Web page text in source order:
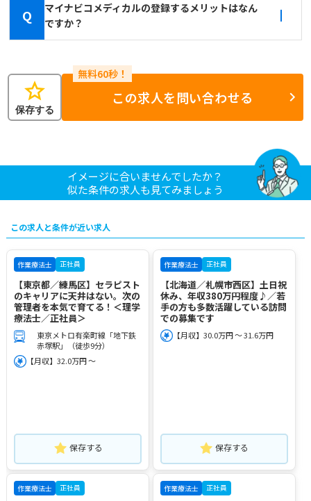
Q
マイナビコメディカルの登録するメリットはなん
ですか？
star
保存する
この求人を問い合わせる
イメージに合いませんでしたか？
似た条件の求人も見てみましょう
この求人と条件が近い求人
作業療法士 正社員
【東京都／練馬区】セラピスト
のキャリアに天井はない。次の
管理者を本気で育てる！＜理学
療法士／正社員＞
東京メトロ有楽町線「地下鉄
赤塚駅」（徒歩9分）
【月収】32.0万円 ～
保存する
作業療法士 正社員
【北海道／札幌市西区】土日祝
休み、年収380万円程度♪／若
手の方も多数活躍している訪問
での募集です
【月収】30.0万円 ～ 31.6万円
保存する
作業療法士 正社員 作業療法士 正社員